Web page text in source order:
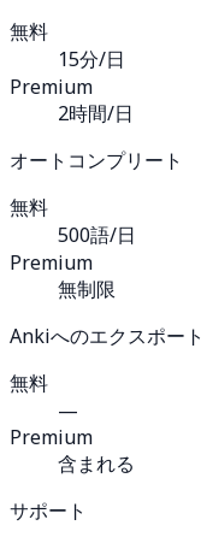
無料
15分/日
Premium
2時間/日
オートコンプリート
無料
500語/日
Premium
無制限
Ankiへのエクスポート
無料
—
Premium
含まれる
サポート